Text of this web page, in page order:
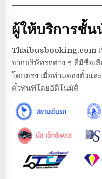
ผู้ให้บริการชั้น
Thaibusbooking.com
จากบริษัทรถต่าง ๆ ที่มีชื่อเ
โดยตรง เมื่อท่านจองตั๋วแล
ตั๋วทันทีโดยอัติโนมัติ